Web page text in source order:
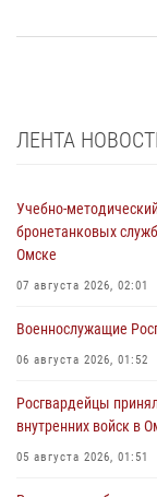
ЛЕНТА
Учебно-
бронетанковых
Омске
07 августа 2026, 02:01
Военнослужащие
06 августа 2026, 01:52
Росгвардейцы
внутренних войск в
05 августа 2026, 01:51